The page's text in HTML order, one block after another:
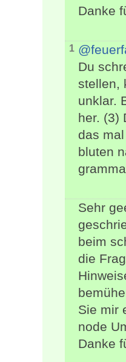
Danke
1
Du
stellen,
unklar.
her. (3)
das
bluten
Sehr
beim
die
Sie mir
node
Danke